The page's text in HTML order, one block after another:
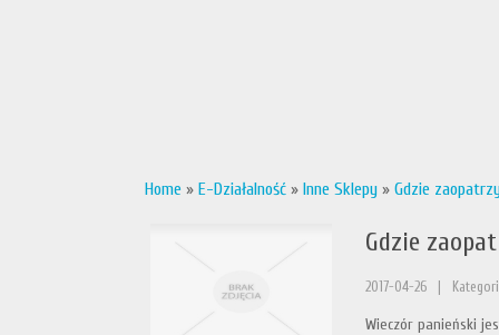
Home » E-Działalność » Inne Sklepy » Gdzie
Gdzie
2017-04-26
Wieczór panieński